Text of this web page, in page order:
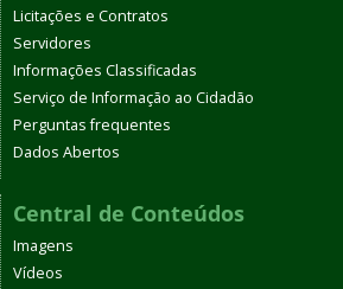
Licitações e Contratos
Servidores
Informações Classificadas
Serviço de Informação ao Cidadão
Perguntas frequentes
Dados Abertos
Central de Conteúdos
Imagens
Vídeos